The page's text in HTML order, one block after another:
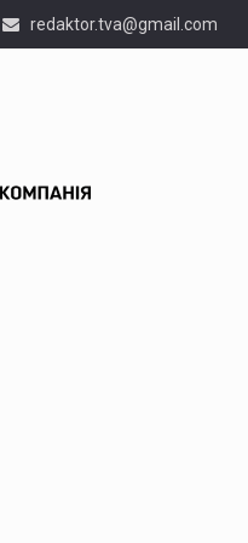
redaktor.tva@gmail.com